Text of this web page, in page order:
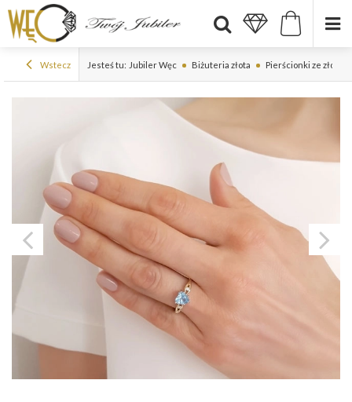
Wstecz Jesteś tu: Jubiler Węc Biżuteria złota Pierścionki ze złota